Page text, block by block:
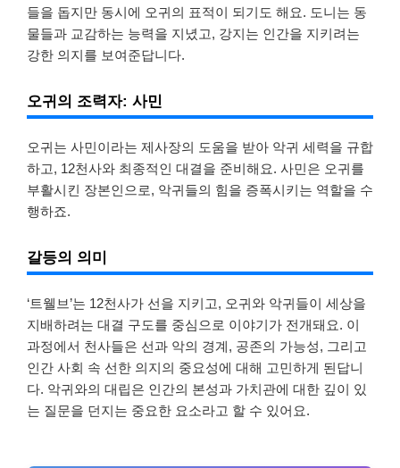
들을 돕지만 동시에 오귀의 표적이 되기도 해요. 도니는 동
물들과 교감하는 능력을 지녔고, 강지는 인간을 지키려는
강한 의지를 보여준답니다.
오귀의 조력자: 사민
오귀는 사민이라는 제사장의 도움을 받아 악귀 세력을 규합
하고, 12천사와 최종적인 대결을 준비해요. 사민은 오귀를
부활시킨 장본인으로, 악귀들의 힘을 증폭시키는 역할을 수
행하죠.
갈등의 의미
‘트웰브’는 12천사가 선을 지키고, 오귀와 악귀들이 세상을
지배하려는 대결 구도를 중심으로 이야기가 전개돼요. 이
과정에서 천사들은 선과 악의 경계, 공존의 가능성, 그리고
인간 사회 속 선한 의지의 중요성에 대해 고민하게 된답니
다. 악귀와의 대립은 인간의 본성과 가치관에 대한 깊이 있
는 질문을 던지는 중요한 요소라고 할 수 있어요.